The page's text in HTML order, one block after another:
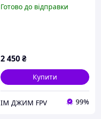
мережа генератор, ATS
Готово до відправки
2 450₴
Купити
IM ДЖИМ FPV 99%